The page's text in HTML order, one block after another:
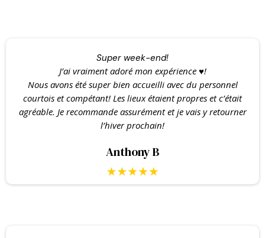
Super week-end!
J’ai vraiment adoré mon expérience ♥️!
Nous avons été super bien accueilli avec du personnel
courtois et compétant! Les lieux étaient propres et c’était
agréable. Je recommande assurément et je vais y retourner
l’hiver prochain!
Anthony B